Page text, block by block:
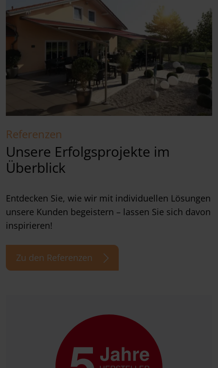
Referenzen
Unsere Erfolgsprojekte im
Überblick
Entdecken Sie, wie wir mit individuellen Lösungen
unsere Kunden begeistern – lassen Sie sich davon
inspirieren!
Zu den Referenzen